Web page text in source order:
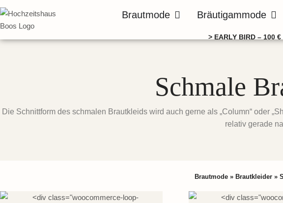
Zum
Inhalt
springen
Brautmode Öffne Brautmode
Bräutigammode
> EARLY BIRD – 100
Schmale
Die Schnittform des schmalen Brautkleids wird auch gerne als „Column“ oder
relativ gerade
Brautmode» Brautkleider»